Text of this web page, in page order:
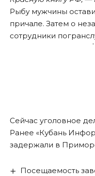
Рыбу мужчины
причале. Затем о
сотрудники
Сейчас уголовное
Ранее «Кубань
задержали в
Посещаемость